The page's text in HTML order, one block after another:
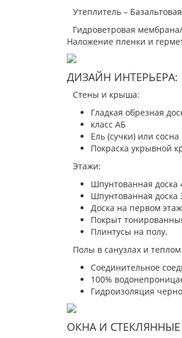
Утеплитель –
Гидроветровая
Наложение пленки и
ДИЗАЙН ИНТЕРЬЕРА:
Стены и крыша:
Гладкая обрезная
класс АБ
Ель (сучки) или сосна
Покраска укрывной
Этажи:
Шпунтованная доска
Шпунтованная доска
Доска на первом
Покрыт
Плинтусы на полу.
Полы в санузлах и
Соединительное
100%
Гидроизоляция
ОКНА И